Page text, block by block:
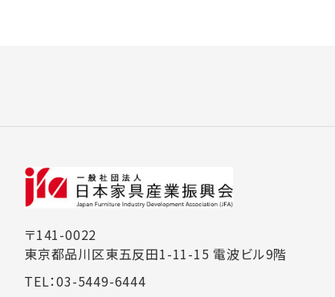
〒141-0022
東京都品川区東五反田1-11-15 電波ビル9階
TEL：03-5449-6444